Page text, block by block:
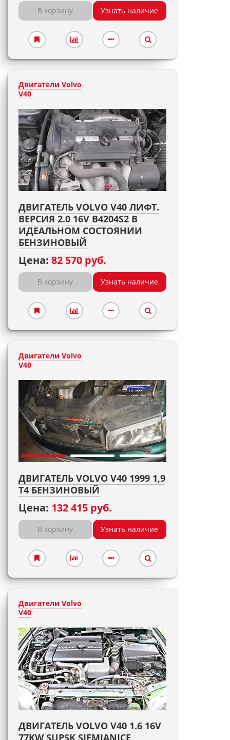
В корзину Узнать наличие
Двигатели Volvo
V40
ДВИГАТЕЛЬ VOLVO V40 ЛИФТ.
ВЕРСИЯ 2.0 16V B4204S2 В
ИДЕАЛЬНОМ СОСТОЯНИИ
БЕНЗИНОВЫЙ
Цена: 82 570 руб.
В корзину Узнать наличие
Двигатели Volvo
V40
ДВИГАТЕЛЬ VOLVO V40 1999 1,9
T4 БЕНЗИНОВЫЙ
Цена: 132 415 руб.
В корзину Узнать наличие
Двигатели Volvo
V40
ДВИГАТЕЛЬ VOLVO V40 1.6 16V
77KW SUPSK SIEMIANICE